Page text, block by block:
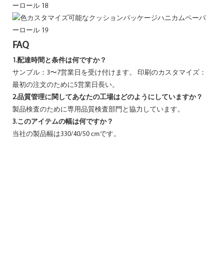
FAQ
1.配達時間と条件は何ですか？
サンプル：3〜7営業日を受け付けます。 印刷のカスタマイズ：
最初の注文のために5営業日長い。
2.品質管理に関してあなたの工場はどのようにしていますか？
製品検査のために専用品質検査部門と協力しています。
3.このアイテムの幅は何ですか？
当社の製品幅は330/40/50 cmです。